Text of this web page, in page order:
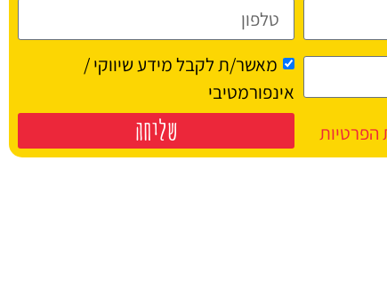
מאשר/ת לקבל מידע שיווקי /
אינפורמטיבי
הפרטיות שליחה